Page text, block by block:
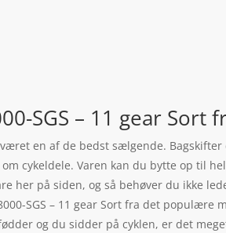
SGS – 11 gear Sort
været en af de bedst sælgende.
cykeldele. Varen kan du bytte op til
her på siden, og så behøver du ikke
SGS – 11 gear Sort fra det populære
og du sidder på cyklen, er det